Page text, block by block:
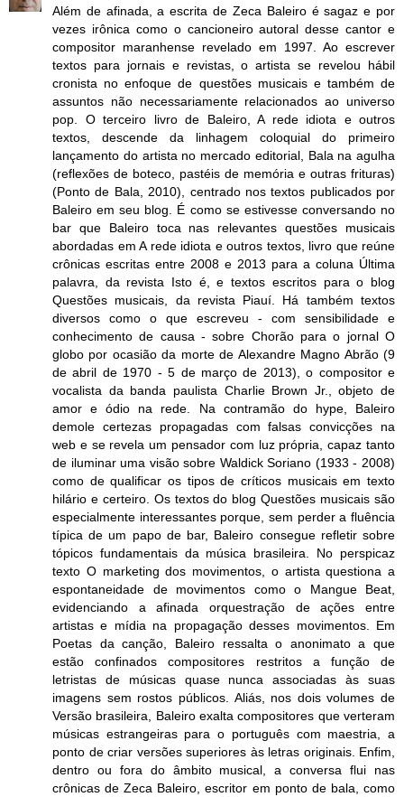
Além de afinada, a escrita de Zeca Baleiro é sagaz e por
vezes irônica como o cancioneiro autoral desse cantor e
compositor maranhense revelado em 1997. Ao escrever
textos para jornais e revistas, o artista se revelou hábil
cronista no enfoque de questões musicais e também de
assuntos não necessariamente relacionados ao universo
pop. O terceiro livro de Baleiro, A rede idiota e outros
textos, descende da linhagem coloquial do primeiro
lançamento do artista no mercado editorial, Bala na agulha
(reflexões de boteco, pastéis de memória e outras frituras)
(Ponto de Bala, 2010), centrado nos textos publicados por
Baleiro em seu blog. É como se estivesse conversando no
bar que Baleiro toca nas relevantes questões musicais
abordadas em A rede idiota e outros textos, livro que reúne
crônicas escritas entre 2008 e 2013 para a coluna Última
palavra, da revista Isto é, e textos escritos para o blog
Questões musicais, da revista Piauí. Há também textos
diversos como o que escreveu - com sensibilidade e
conhecimento de causa - sobre Chorão para o jornal O
globo por ocasião da morte de Alexandre Magno Abrão (9
de abril de 1970 - 5 de março de 2013), o compositor e
vocalista da banda paulista Charlie Brown Jr., objeto de
amor e ódio na rede. Na contramão do hype, Baleiro
demole certezas propagadas com falsas convicções na
web e se revela um pensador com luz própria, capaz tanto
de iluminar uma visão sobre Waldick Soriano (1933 - 2008)
como de qualificar os tipos de críticos musicais em texto
hilário e certeiro. Os textos do blog Questões musicais são
especialmente interessantes porque, sem perder a fluência
típica de um papo de bar, Baleiro consegue refletir sobre
tópicos fundamentais da música brasileira. No perspicaz
texto O marketing dos movimentos, o artista questiona a
espontaneidade de movimentos como o Mangue Beat,
evidenciando a afinada orquestração de ações entre
artistas e mídia na propagação desses movimentos. Em
Poetas da canção, Baleiro ressalta o anonimato a que
estão confinados compositores restritos a função de
letristas de músicas quase nunca associadas às suas
imagens sem rostos públicos. Aliás, nos dois volumes de
Versão brasileira, Baleiro exalta compositores que verteram
músicas estrangeiras para o português com maestria, a
ponto de criar versões superiores às letras originais. Enfim,
dentro ou fora do âmbito musical, a conversa flui nas
crônicas de Zeca Baleiro, escritor em ponto de bala, como